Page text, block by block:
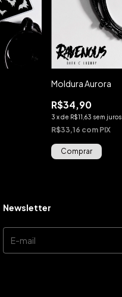
Moldura Aurora
R$34,90
3 xde R$11,63 sem juros
R$33,16 com PIX
Newsletter